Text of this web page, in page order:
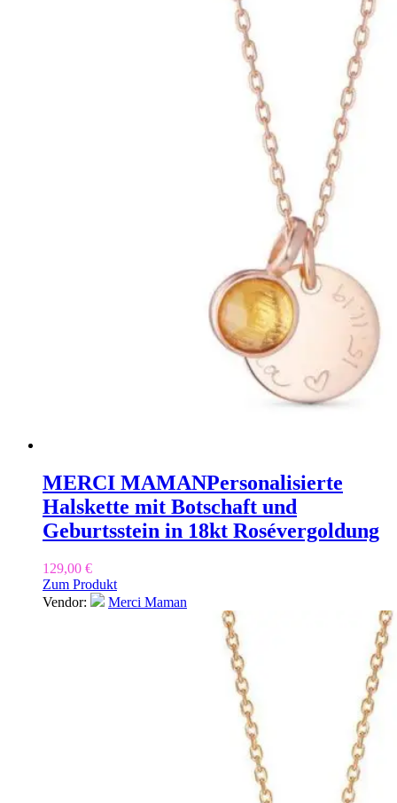
MERCI MAMANPersonalisierte
Halskette mit Botschaft und
Geburtsstein in 18kt Rosévergoldung
129,00 €
Zum Produkt
Vendor:
Merci Maman